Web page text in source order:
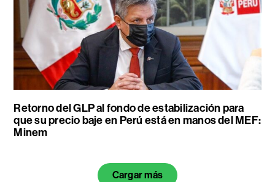
Retorno del GLP al fondo de estabilización para
que su precio baje en Perú está en manos del MEF:
Minem
Cargar más